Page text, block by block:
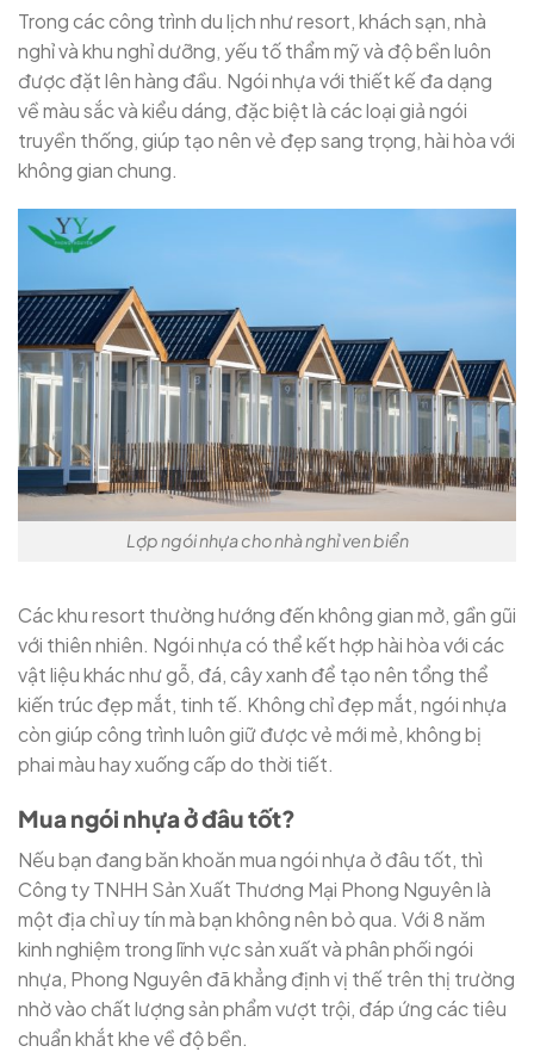
Trong các công trình du lịch như resort, khách sạn, nhà
nghỉ và khu nghỉ dưỡng, yếu tố thẩm mỹ và độ bền luôn
được đặt lên hàng đầu. Ngói nhựa với thiết kế đa dạng
về màu sắc và kiểu dáng, đặc biệt là các loại giả ngói
truyền thống, giúp tạo nên vẻ đẹp sang trọng, hài hòa với
không gian chung.
Lợp ngói nhựa cho nhà nghỉ ven biển
Các khu resort thường hướng đến không gian mở, gần gũi
với thiên nhiên. Ngói nhựa có thể kết hợp hài hòa với các
vật liệu khác như gỗ, đá, cây xanh để tạo nên tổng thể
kiến trúc đẹp mắt, tinh tế. Không chỉ đẹp mắt, ngói nhựa
còn giúp công trình luôn giữ được vẻ mới mẻ, không bị
phai màu hay xuống cấp do thời tiết.
Mua ngói nhựa ở đâu tốt?
Nếu bạn đang băn khoăn mua ngói nhựa ở đâu tốt, thì
Công ty TNHH Sản Xuất Thương Mại Phong Nguyên là
một địa chỉ uy tín mà bạn không nên bỏ qua. Với 8 năm
kinh nghiệm trong lĩnh vực sản xuất và phân phối ngói
nhựa, Phong Nguyên đã khẳng định vị thế trên thị trường
nhờ vào chất lượng sản phẩm vượt trội, đáp ứng các tiêu
chuẩn khắt khe về độ bền.